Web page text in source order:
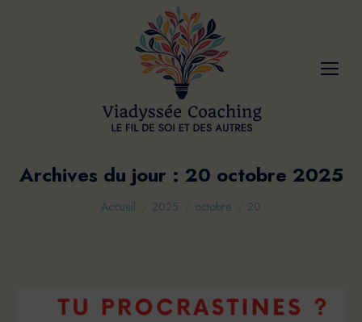
Archives du jour : 20 octobre 2025
Vous êtes ici :
Accueil 2025 octobre 20